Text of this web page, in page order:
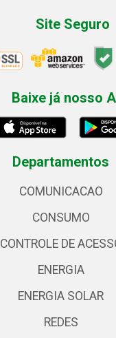
Site Seguro
Baixe já nosso
Departamentos
COMUNICACAO
CONSUMO
CONTROLE DE
ENERGIA
ENERGIA SOLAR
REDES